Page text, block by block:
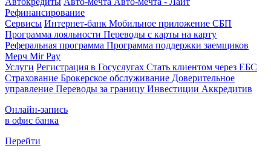
Рефинансирование
Сервисы Интернет-банк Мобильное приложение СБП
Программа лояльности Переводы с карты на карту
Реферальная программа Программа поддержки заемщиков
Мерч Mir Pay
Услуги Регистрация в Госуслугах Стать клиентом через ЕБС
Страхование Брокерское обслуживание Доверительное
управление Переводы за границу Инвестиции Аккредитив
Онлайн-запись
в офис банка
Перейти